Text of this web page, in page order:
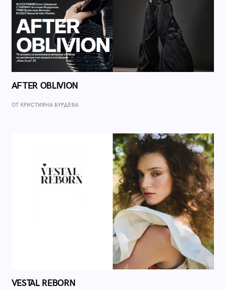
AFTER OBLIVION
ОТ КРИСТИЯНА БУРДЕВА
VESTAL REBORN